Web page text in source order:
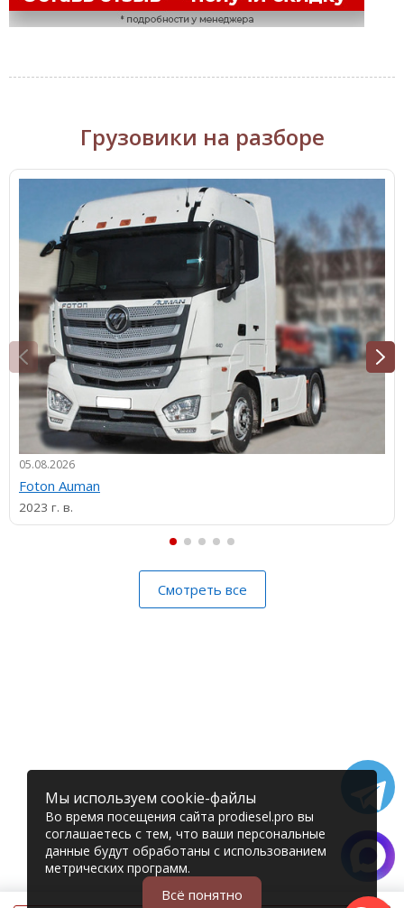
Грузовики на разборе
05.08.2026
Foton Auman
2023 г. в.
Смотреть все
Мы используем cookie-файлы
Во время посещения сайта prodiesel.pro вы
соглашаетесь с тем, что ваши персональные
данные будут обработаны с использованием
метрических программ.
Всё понятно